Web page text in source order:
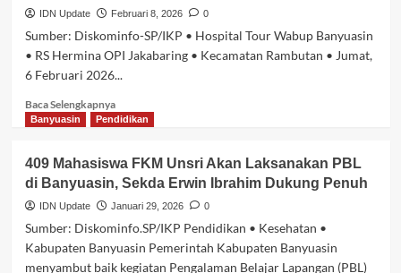
“Banyuasin
Indonesia,
Banyuasin
Untuk
Bahas
Capaian
Keluhan
Warga
IDN Update Februari 8, 2026 0
Sumber: Diskominfo-SP/IKP • Hospital Tour Wabup Banyuasin
• RS Hermina OPI Jakabaring • Kecamatan Rambutan • Jumat,
6 Februari 2026...
Baca SelengkapnyaBaca
selengkapnya
Netta
Hospital
Tour
OPI
Banyuasin Pendidikan
409 Mahasiswa FKM Unsri Akan Laksanakan PBL
di Banyuasin, Sekda Erwin Ibrahim Dukung Penuh
IDN Update Januari 29, 2026 0
Sumber: Diskominfo.SP/IKP Pendidikan • Kesehatan •
Kabupaten Banyuasin Pemerintah Kabupaten Banyuasin
menyambut baik kegiatan Pengalaman Belajar Lapangan (PBL)